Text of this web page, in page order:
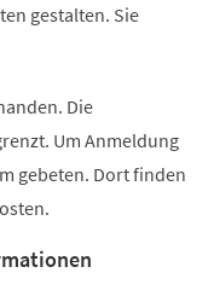
gestalten. Sie
Die
Um Anmeldung
gebeten. Dort finden